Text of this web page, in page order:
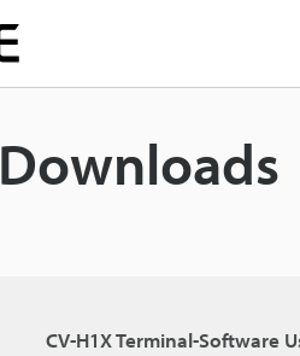
Downloads
CV-H1X Terminal-Software